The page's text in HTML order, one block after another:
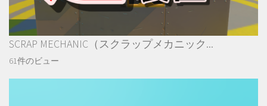
SCRAP MECHANIC（スクラップメカニック...
61件のビュー